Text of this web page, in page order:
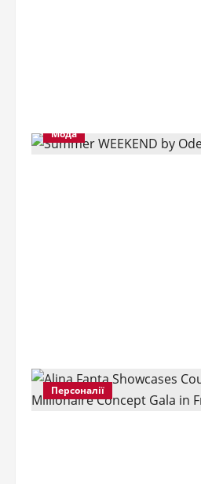
Мода
Персоналії